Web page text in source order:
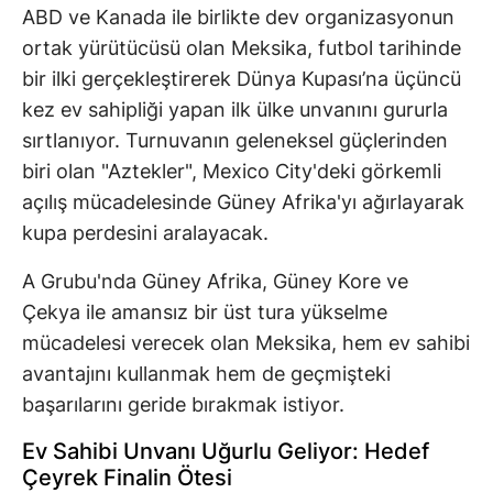
ABD ve Kanada ile birlikte dev organizasyonun
ortak yürütücüsü olan Meksika, futbol tarihinde
bir ilki gerçekleştirerek Dünya Kupası’na üçüncü
kez ev sahipliği yapan ilk ülke unvanını gururla
sırtlanıyor. Turnuvanın geleneksel güçlerinden
biri olan "Aztekler", Mexico City'deki görkemli
açılış mücadelesinde Güney Afrika'yı ağırlayarak
kupa perdesini aralayacak.
A Grubu'nda Güney Afrika, Güney Kore ve
Çekya ile amansız bir üst tura yükselme
mücadelesi verecek olan Meksika, hem ev sahibi
avantajını kullanmak hem de geçmişteki
başarılarını geride bırakmak istiyor.
Ev Sahibi Unvanı Uğurlu Geliyor: Hedef
Çeyrek Finalin Ötesi